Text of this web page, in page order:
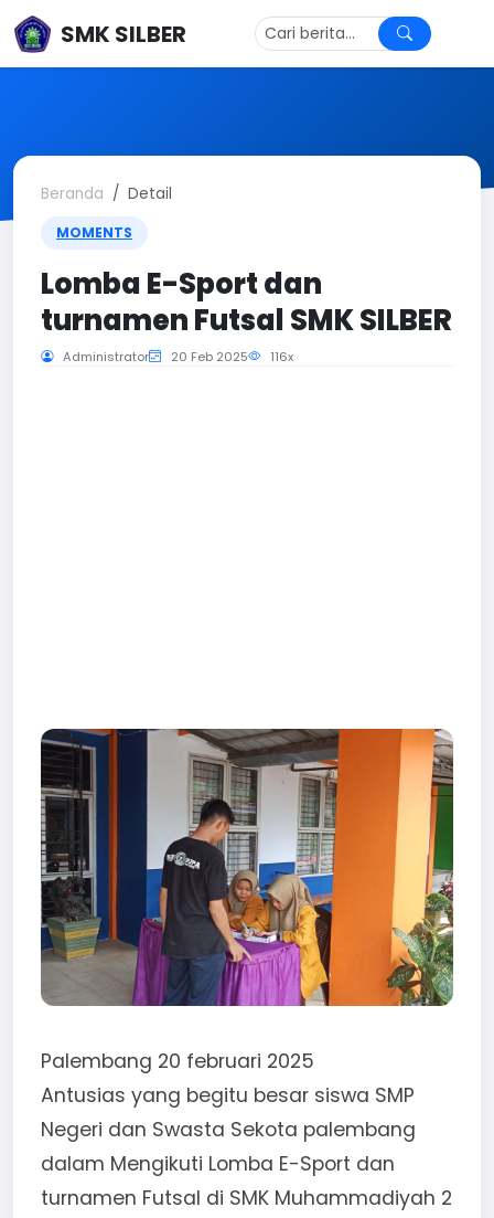
SMK SILBER
Beranda Detail
MOMENTS
Lomba E-Sport dan
turnamen Futsal SMK SILBER
Administrator 20 Feb 2025 116x
Palembang 20 februari 2025
Antusias yang begitu besar siswa SMP
Negeri dan Swasta Sekota palembang
dalam Mengikuti Lomba E-Sport dan
turnamen Futsal di SMK Muhammadiyah 2